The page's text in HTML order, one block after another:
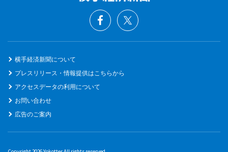
横手経済新聞について
プレスリリース・情報提供はこちらから
アクセスデータの利用について
お問い合わせ
広告のご案内